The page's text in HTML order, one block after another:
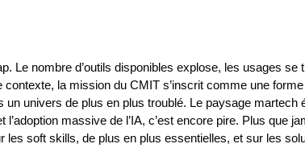
Le nombre d’outils disponibles explose, les usages se
la mission du CMIT s’inscrit comme une
univers de plus en plus troublé. Le paysage martech
massive de l’IA, c’est encore pire. Plus que
les soft skills, de plus en plus essentielles, et sur les